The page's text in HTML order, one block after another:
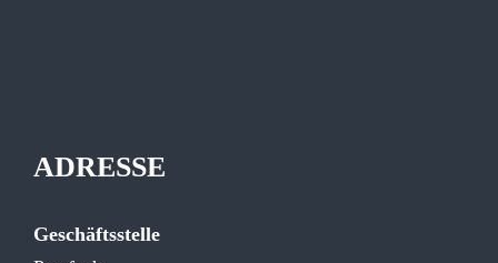
ADRESSE
Geschäftsstelle